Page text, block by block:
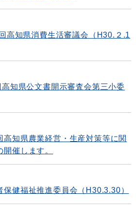
知県消費生活審議会（H30.２.1
知県公文書開示審査会第三小委
高知県農業経営・生産対策等に関
催します。
保健福祉推進委員会（H30.3.30）